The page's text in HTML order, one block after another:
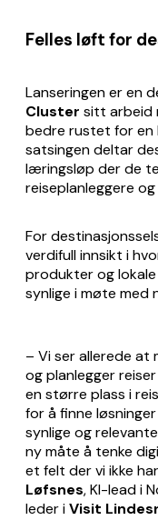
Felles løft for
Lanseringen er en
Cluster sitt arbeid
bedre rustet for en
satsingen deltar
læringsløp der de
reiseplanleggere
For
verdifull innsikt i
produkter og
synlige i møte med
– Vi ser allerede at
og planlegger
en større plass i
for å finne
synlige og
ny måte å tenke
et felt der vi ikke
Løfsnes, KI-lead i
leder iVisit